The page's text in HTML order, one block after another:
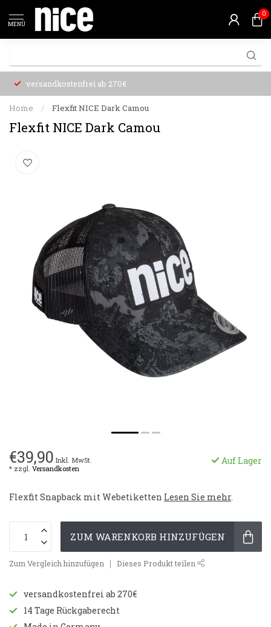
MENÜ
0
versandkostenfrei ab 270€
Home / Flexfit NICE Dark Camou
Flexfit NICE Dark Camou
€39,90 Inkl. MwSt.
* zzgl. Versandkosten
Auf Lager
Flexfit Snapback mit Webetiketten Lesen Sie mehr.
ZUM WARENKORB HINZUFÜGEN
Zum Vergleich hinzufügen Dieses Produkt teilen
versandkostenfrei ab 270€
14 Tage Rückgaberecht